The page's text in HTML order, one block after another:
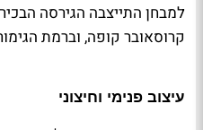
למבחן התייצבה הגירסה
קרוסאובר קופה, וברמת
עיצוב פנימי וחיצוני